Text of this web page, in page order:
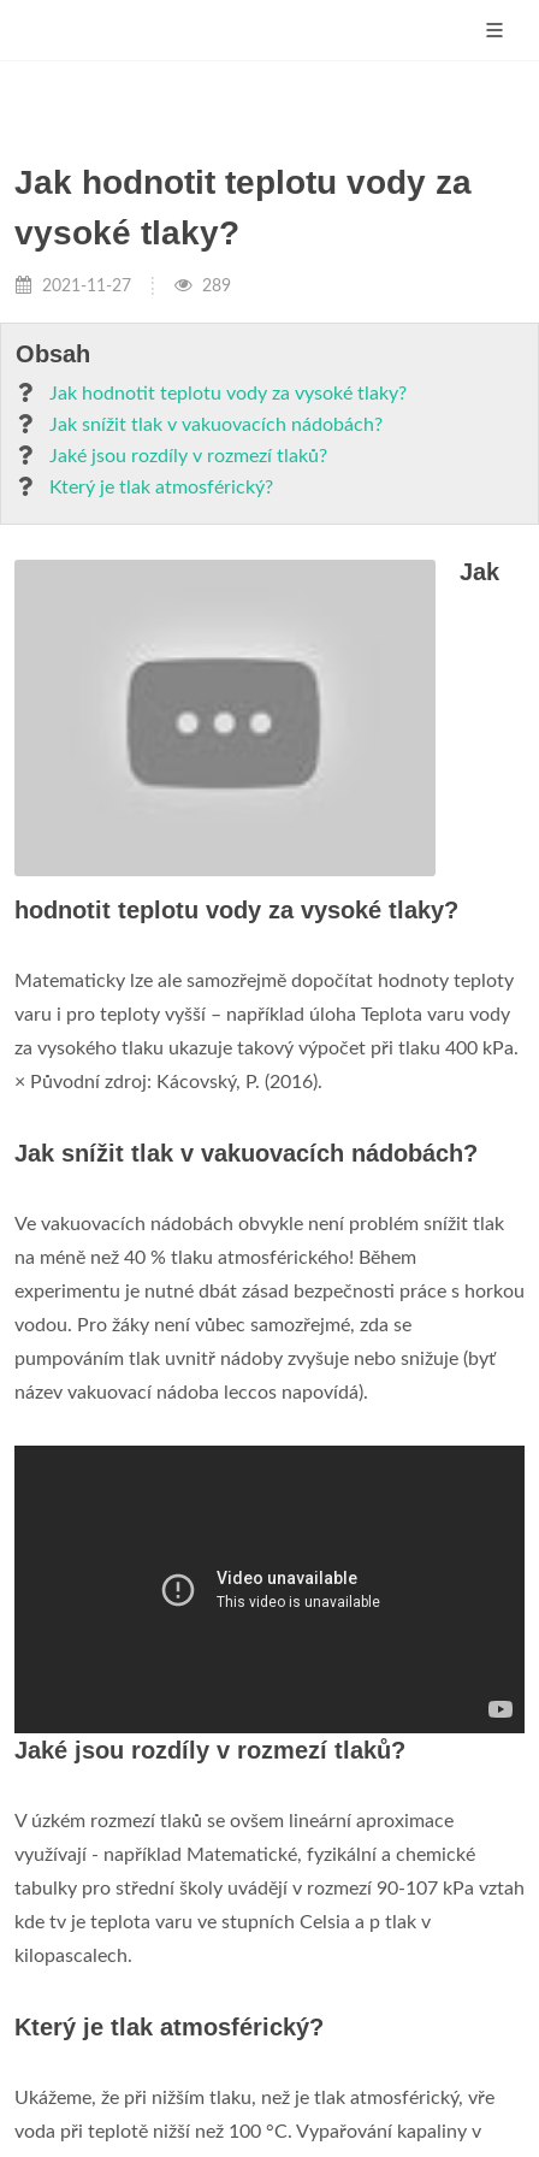
Jak hodnotit teplotu vody za
vysoké tlaky?
2021-11-27 289
Obsah
Jak hodnotit teplotu vody za vysoké tlaky?
Jak snížit tlak v vakuovacích nádobách?
Jaké jsou rozdíly v rozmezí tlaků?
Který je tlak atmosférický?
Jak
hodnotit teplotu vody za vysoké tlaky?
Matematicky lze ale samozřejmě dopočítat hodnoty teploty
varu i pro teploty vyšší – například úloha Teplota varu vody
za vysokého tlaku ukazuje takový výpočet při tlaku 400 kPa.
× Původní zdroj: Kácovský, P. (2016).
Jak snížit tlak v vakuovacích nádobách?
Ve vakuovacích nádobách obvykle není problém snížit tlak
na méně než 40 % tlaku atmosférického! Během
experimentu je nutné dbát zásad bezpečnosti práce s horkou
vodou. Pro žáky není vůbec samozřejmé, zda se
pumpováním tlak uvnitř nádoby zvyšuje nebo snižuje (byť
název vakuovací nádoba leccos napovídá).
Jaké jsou rozdíly v rozmezí tlaků?
V úzkém rozmezí tlaků se ovšem lineární aproximace
využívají - například Matematické, fyzikální a chemické
tabulky pro střední školy uvádějí v rozmezí 90-107 kPa vztah
kde tv je teplota varu ve stupních Celsia a p tlak v
kilopascalech.
Který je tlak atmosférický?
Ukážeme, že při nižším tlaku, než je tlak atmosférický, vře
voda při teplotě nižší než 100 °C. Vypařování kapaliny v